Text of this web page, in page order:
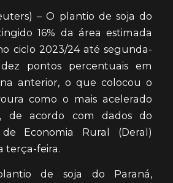
– O plantio de soja do
16% da área estimada
ciclo 2023/24 até segunda-
pontos percentuais em
anterior, o que colocou o
como o mais acelerado
de acordo com dados do
Economia Rural (Deral)
terça-feira.
de soja do Paraná,